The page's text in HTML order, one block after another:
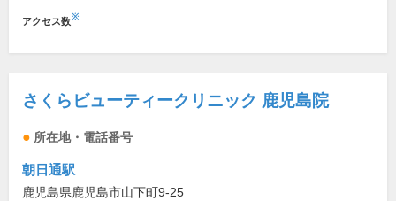
アクセス数※
さくらビューティークリニック 鹿児島院
所在地・電話番号
朝日通駅
鹿児島県鹿児島市山下町9-25